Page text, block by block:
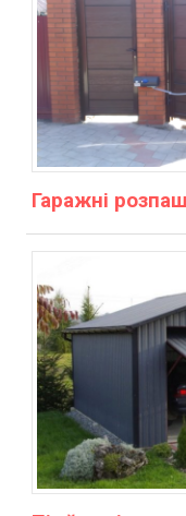
Гаражні